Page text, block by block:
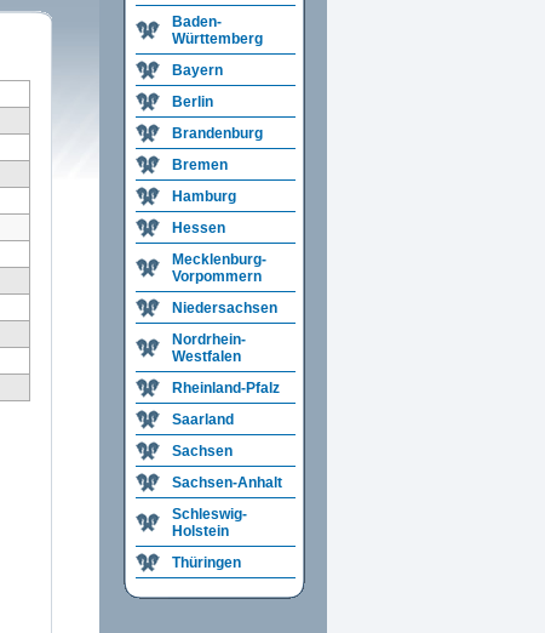
Baden-
Württemberg
Bayern
Berlin
Brandenburg
Bremen
Hamburg
Hessen
Mecklenburg-
Vorpommern
Niedersachsen
Nordrhein-
Westfalen
Rheinland-Pfalz
Saarland
Sachsen
Sachsen-Anhalt
Schleswig-
Holstein
Thüringen